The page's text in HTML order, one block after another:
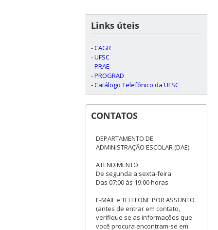
Links úteis
-CAGR
-UFSC
-PRAE
-PROGRAD
-Catálogo Telefônico da UFSC
CONTATOS
DEPARTAMENTO DE
ADMINISTRAÇÃO ESCOLAR (DAE)
ATENDIMENTO:
De segunda a sexta-feira
Das 07:00 às 19:00 horas
E-MAIL e TELEFONE POR ASSUNTO
(antes de entrar em contato,
verifique se as informações que
você procura encontram-se em